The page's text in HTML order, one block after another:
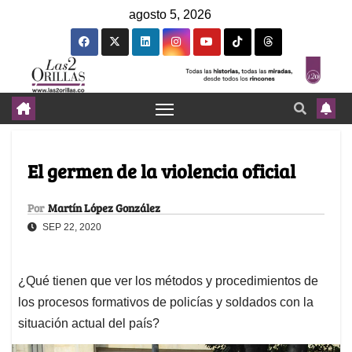
agosto 5, 2026
El germen de la violencia oficial
Por Martín López González
SEP 22, 2020
¿Qué tienen que ver los métodos y procedimientos de
los procesos formativos de policías y soldados con la
situación actual del país?